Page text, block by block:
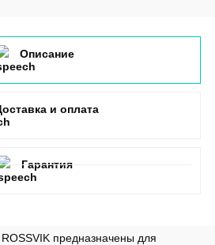
Описание
предназначены для
и оплата
Гарантия